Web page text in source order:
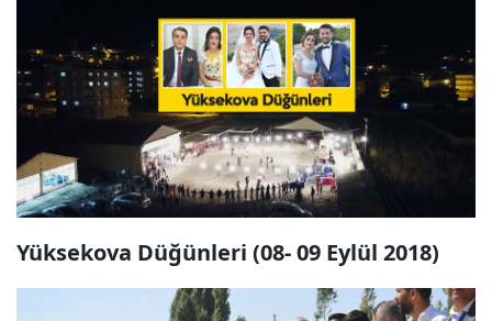
Yüksekova Düğünleri (08- 09 Eylül 2018)